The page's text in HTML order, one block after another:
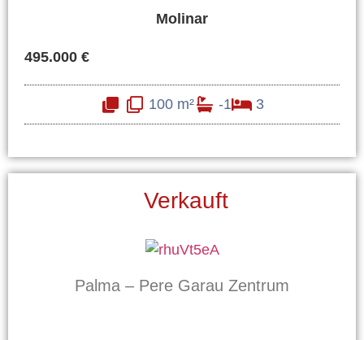
Molinar
495.000 €
100 m² -1 3
Verkauft
Palma – Pere Garau Zentrum